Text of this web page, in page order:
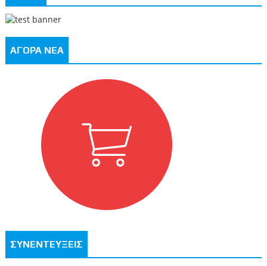
ΑΓΟΡΑ ΝΕΑ
ΣΥΝΕΝΤΕΥΞΕΙΣ